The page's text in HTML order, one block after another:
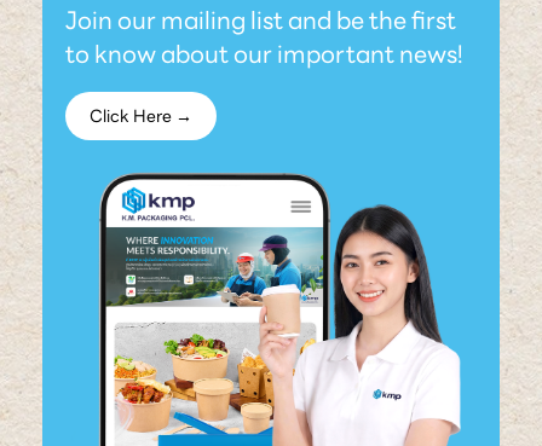
Join our mailing list and be the first
to know about our important news!
Click Here →